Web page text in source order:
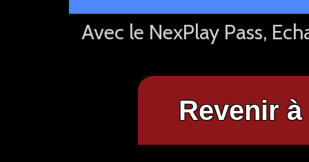
Avec le NexPlay Pass,
Revenir